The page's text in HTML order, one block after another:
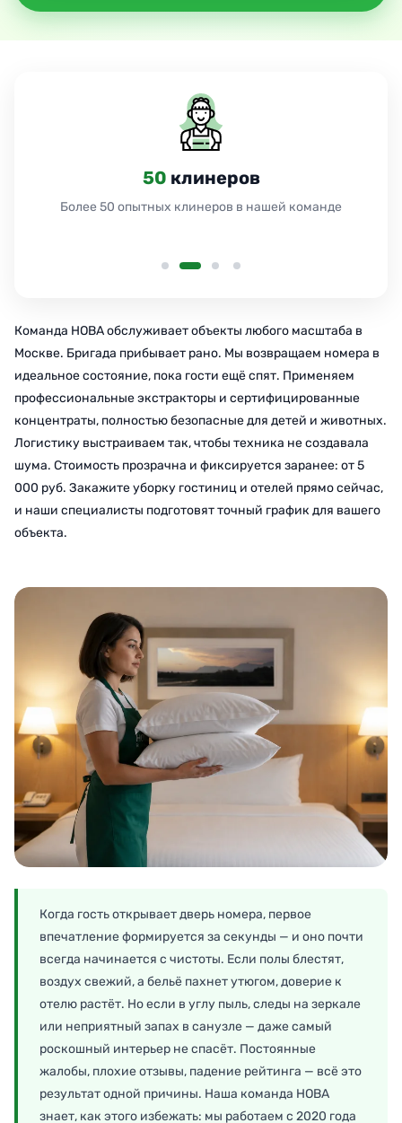
50 клинеров
Более 50 опытных клинеров в нашей команде
Команда НОВА обслуживает объекты любого масштаба в
Москве. Бригада прибывает рано. Мы возвращаем номера в
идеальное состояние, пока гости ещё спят. Применяем
профессиональные экстракторы и сертифицированные
концентраты, полностью безопасные для детей и животных.
Логистику выстраиваем так, чтобы техника не создавала
шума. Стоимость прозрачна и фиксируется заранее: от 5
000 руб. Закажите уборку гостиниц и отелей прямо сейчас,
и наши специалисты подготовят точный график для вашего
объекта.
Когда гость открывает дверь номера, первое
впечатление формируется за секунды — и оно почти
всегда начинается с чистоты. Если полы блестят,
воздух свежий, а бельё пахнет утюгом, доверие к
отелю растёт. Но если в углу пыль, следы на зеркале
или неприятный запах в санузле — даже самый
роскошный интерьер не спасёт. Постоянные
жалобы, плохие отзывы, падение рейтинга — всё это
результат одной причины. Наша команда НОВА
знает, как этого избежать: мы работаем с 2020 года